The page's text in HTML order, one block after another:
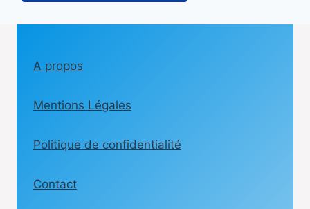
A propos
Mentions Légales
Politique de confidentialité
Contact